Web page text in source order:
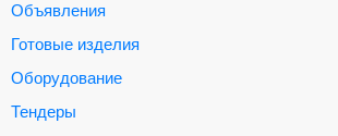
Объявления
Готовые изделия
Оборудование
Тендеры